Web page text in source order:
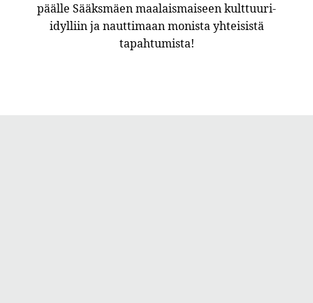
päälle Sääksmäen maalaismaiseen kulttuuri-
idylliin ja nauttimaan monista yhteisistä
tapahtumista!